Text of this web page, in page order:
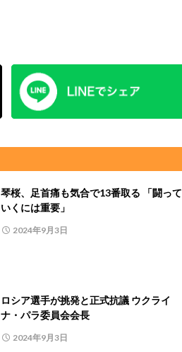
琴桜、足首痛も気合で13番取る 「闘って
いくには重要」
2024年9月3日
ロシア選手が挑発と正式抗議 ウクライ
ナ・パラ委員会会長
2024年9月3日